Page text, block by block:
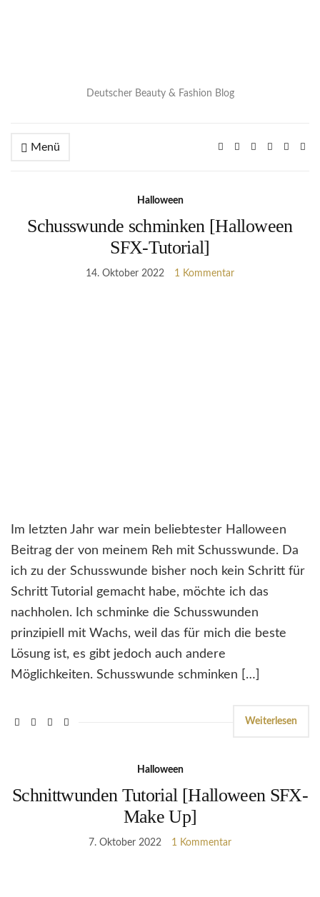
Deutscher Beauty & Fashion Blog
Menü
Halloween
Schusswunde schminken [Halloween
SFX-Tutorial]
14. Oktober 2022 1 Kommentar
Im letzten Jahr war mein beliebtester Halloween
Beitrag der von meinem Reh mit Schusswunde. Da
ich zu der Schusswunde bisher noch kein Schritt für
Schritt Tutorial gemacht habe, möchte ich das
nachholen. Ich schminke die Schusswunden
prinzipiell mit Wachs, weil das für mich die beste
Lösung ist, es gibt jedoch auch andere
Möglichkeiten. Schusswunde schminken […]
Weiterlesen
Halloween
Schnittwunden Tutorial [Halloween SFX-
Make Up]
7. Oktober 2022 1 Kommentar